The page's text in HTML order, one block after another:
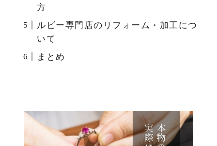
方
ルビー専門店のリフォーム・加工につ
いて
まとめ